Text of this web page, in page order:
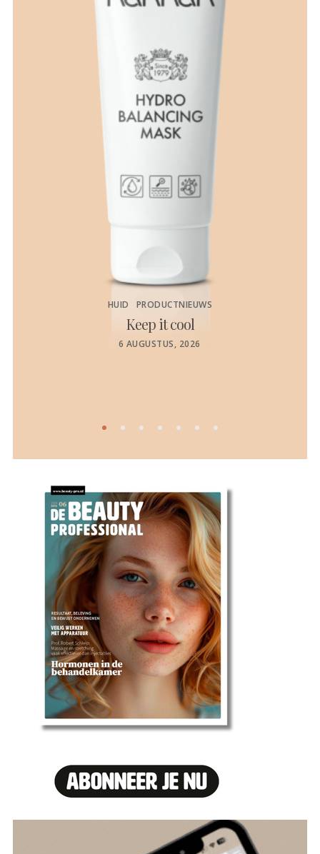
HUID PRODUCTNIEUWS
Keep it cool
POSTED
6 AUGUSTUS, 2026